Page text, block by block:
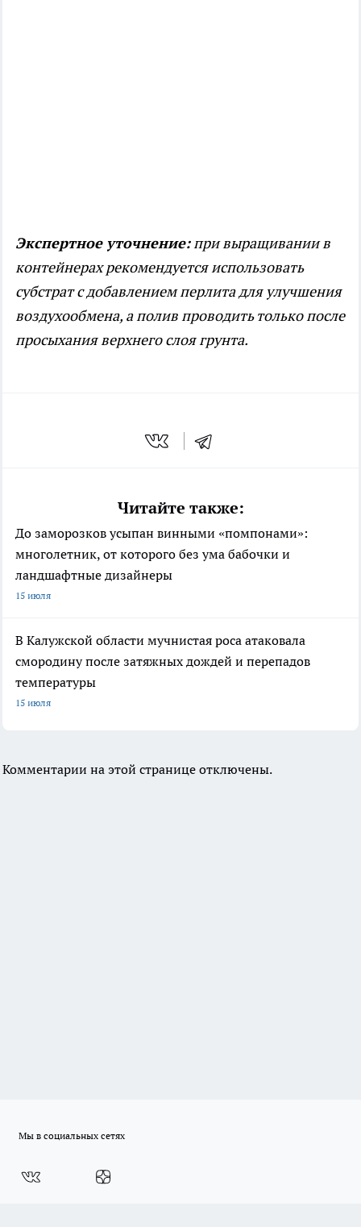
Экспертное уточнение:при выращивании в
контейнерах рекомендуется использовать
субстрат с добавлением перлита для улучшения
воздухообмена, а полив проводить только после
просыхания верхнего слоя грунта.
Читайте также:
До заморозков усыпан винными «помпонами»:
многолетник, от которого без ума бабочки и
ландшафтные дизайнеры
15 июля
В Калужской области мучнистая роса атаковала
смородину после затяжных дождей и перепадов
температуры
15 июля
Комментарии на этой странице отключены.
Мы в социальных сетях